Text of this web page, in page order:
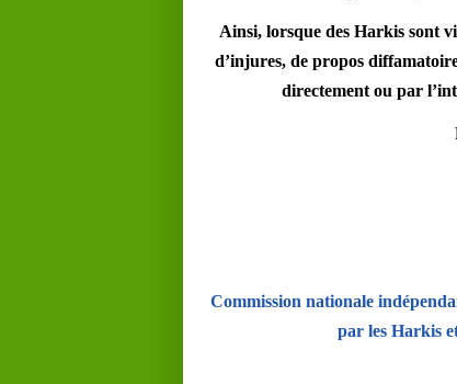
Ainsi, lorsque des Harkis sont
d’injures, de propos
directement ou par
Commission nationale
par les Harkis